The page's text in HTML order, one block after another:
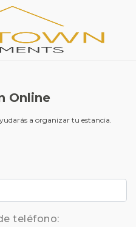
Online
a organizar tu estancia.
teléfono: